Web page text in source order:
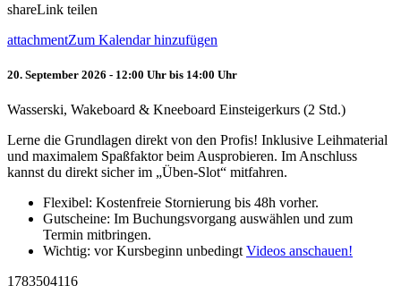
shareLink teilen
attachmentZum Kalendar hinzufügen
20. September 2026 - 12:00 Uhr bis 14:00 Uhr
Wasserski, Wakeboard & Kneeboard Einsteigerkurs (2 Std.)
Lerne die Grundlagen direkt von den Profis! Inklusive Leihmaterial
und maximalem Spaßfaktor beim Ausprobieren. Im Anschluss
kannst du direkt sicher im „Üben-Slot“ mitfahren.
Flexibel: Kostenfreie Stornierung bis 48h vorher.
Gutscheine: Im Buchungsvorgang auswählen und zum
Termin mitbringen.
Wichtig: vor Kursbeginn unbedingt Videos anschauen!
1783504116